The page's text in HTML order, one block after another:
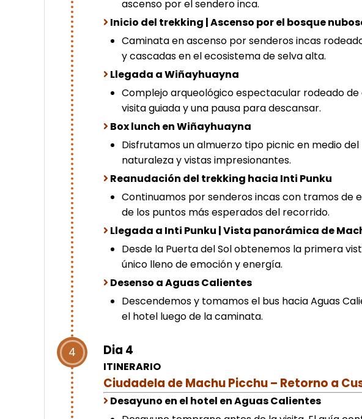
ascenso por el sendero inca.
Inicio del trekking | Ascenso por el bosque
Caminata en ascenso por senderos incas
y cascadas en el ecosistema de selva alta.
Llegada a Wiñayhuayna
Complejo arqueológico espectacular rodeado de
visita guiada y una pausa para descansar.
Box lunch en Wiñayhuayna
Disfrutamos un almuerzo tipo picnic en medio
naturaleza y vistas impresionantes.
Reanudación del trekking hacia Inti Punku
Continuamos por senderos incas con tramos de
de los puntos más esperados del recorrido.
Llegada a Inti Punku | Vista panorámica de
Desde la Puerta del Sol obtenemos la primera
único lleno de emoción y energía.
Desenso a Aguas Calientes
Descendemos y tomamos el bus hacia Aguas
el hotel luego de la caminata.
4 Dia 4
ITINERARIO
Ciudadela de Machu Picchu – Retorno a
Desayuno en el hotel en Aguas Calientes